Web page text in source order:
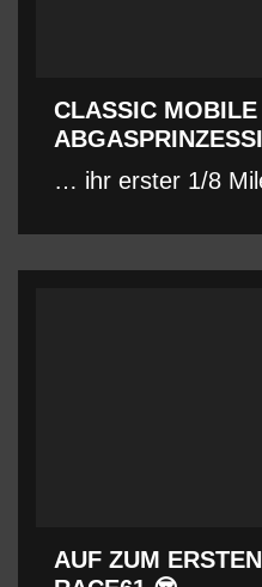
CLASSIC MOBILE
… ihr erster 1/8
AUF ZUM